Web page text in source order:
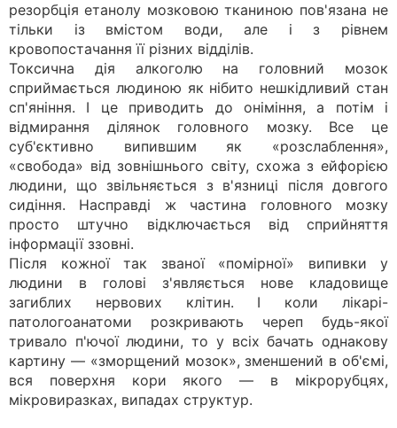
резорбція етанолу мозковою тканиною пов'язана не
тільки із вмістом води, але і з рівнем
кровопостачання її різних відділів.
Токсична дія алкоголю на головний мозок
сприймається людиною як нібито нешкідливий стан
сп'яніння. І це приводить до оніміння, а потім і
відмирання ділянок головного мозку. Все це
суб'єктивно випившим як «розслаблення»,
«свобода» від зовнішнього світу, схожа з ейфорією
людини, що звільняється з в'язниці після довгого
сидіння. Насправді ж частина головного мозку
просто штучно відключається від сприйняття
інформації ззовні.
Після кожної так званої «помірної» випивки у
людини в голові з'являється нове кладовище
загиблих нервових клітин. І коли лікарі-
патологоанатоми розкривають череп будь-якої
тривало п'ючої людини, то у всіх бачать однакову
картину — «зморщений мозок», зменшений в об'ємі,
вся поверхня кори якого — в мікрорубцях,
мікровиразках, випадах структур.